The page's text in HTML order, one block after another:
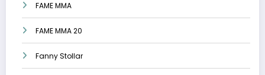
FAME MMA
FAME MMA 20
Fanny Stollar